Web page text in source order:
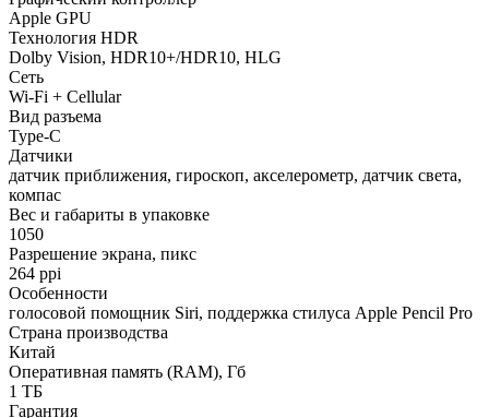
Apple GPU
Технология HDR
Dolby Vision, HDR10+/HDR10, HLG
Сеть
Wi-Fi + Cellular
Вид разъема
Type-C
Датчики
датчик приближения, гироскоп, акселерометр, датчик света,
компас
Вес и габариты в упаковке
1050
Разрешение экрана, пикс
264 ppi
Особенности
голосовой помощник Siri, поддержка стилуса Apple Pencil Pro
Страна производства
Китай
Оперативная память (RAM), Гб
1 ТБ
Гарантия